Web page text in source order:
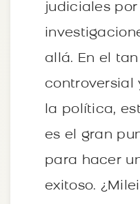
judiciales por
allá. En el
controversial
la política,
es el gran
para hacer
exitoso.